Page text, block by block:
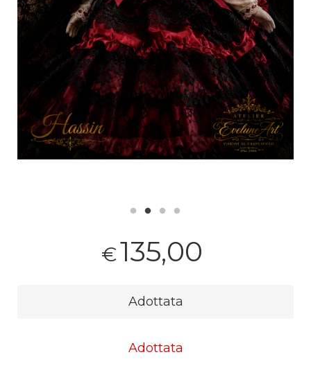
€135,00
Adottata
Adottata